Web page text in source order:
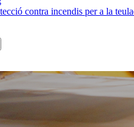
contra incendis per a la